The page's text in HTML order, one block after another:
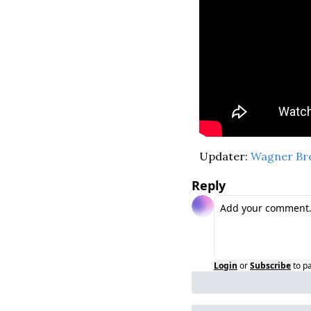
Updater: Wagner
Reply
Login orSubscribeto